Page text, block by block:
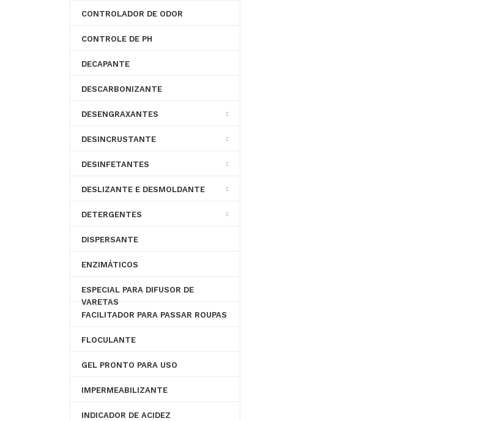
CONTROLADOR DE ODOR
CONTROLE DE PH
DECAPANTE
DESCARBONIZANTE
DESENGRAXANTES
DESINCRUSTANTE
DESINFETANTES
DESLIZANTE E DESMOLDANTE
DETERGENTES
DISPERSANTE
ENZIMÁTICOS
ESPECIAL PARA DIFUSOR DE
VARETAS
FACILITADOR PARA PASSAR ROUPAS
FLOCULANTE
GEL PRONTO PARA USO
IMPERMEABILIZANTE
INDICADOR DE ACIDEZ